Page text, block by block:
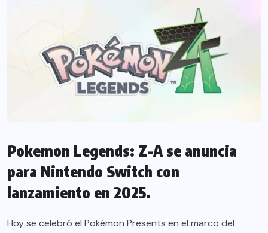
Pokemon Legends: Z-A se anuncia
para Nintendo Switch con
lanzamiento en 2025.
Hoy se celebró el Pokémon Presents en el marco del